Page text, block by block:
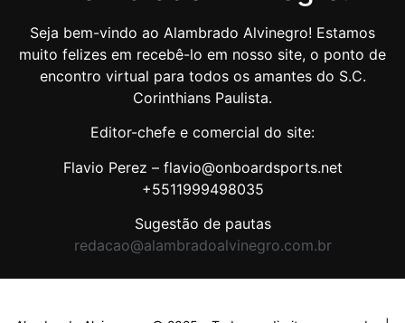
Seja bem-vindo ao Alambrado Alvinegro! Estamos
muito felizes em recebê-lo em nosso site, o ponto de
encontro virtual para todos os amantes do S.C.
Corinthians Paulista.
Editor-chefe e comercial do site:
Flavio Perez – flavio@onboardsports.net
+5511999498035
Sugestão de pautas
redacao@alambradoalvinegro.com.br